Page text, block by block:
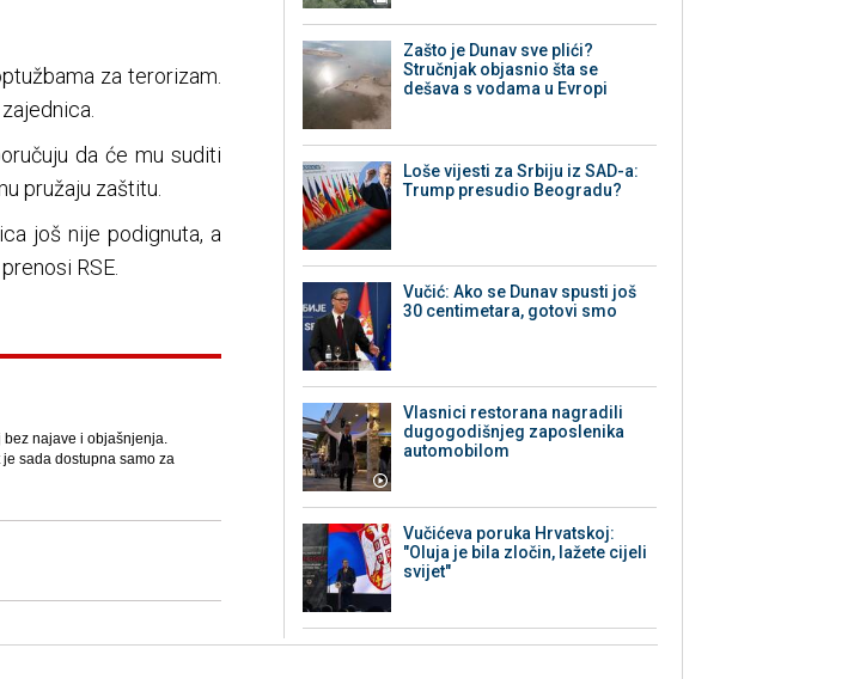
za terorizam.
da će mu suditi
pružaju zaštitu.
još nije podignuta, a
RSE.
najave i objašnjenja.
sada dostupna samo za
Zašto je Dunav sve plići?
Stručnjak objasnio šta se
dešava s vodama u Evropi
Loše vijesti za Srbiju iz SAD-a:
Trump presudio Beogradu?
Vučić: Ako se Dunav spusti još
30 centimetara, gotovi smo
Vlasnici restorana nagradili
dugogodišnjeg zaposlenika
automobilom
Vučićeva poruka Hrvatskoj:
"Oluja je bila zločin, lažete cijeli
svijet"